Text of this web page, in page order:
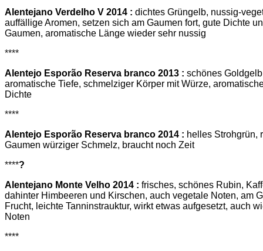
Alentejano Verdelho V 2014 : dichtes Grüngelb, nussig-
auffällige Aromen, setzen sich am Gaumen fort, gute Dichte
Gaumen, aromatische Länge wieder sehr nussig
****
Alentejo Esporão Reserva branco 2013 : schönes
aromatische Tiefe, schmelziger Körper mit Würze,
Dichte
****
Alentejo Esporão Reserva branco 2014 : helles Strohgrün,
Gaumen würziger Schmelz, braucht noch Zeit
****?
Alentejano Monte Velho 2014 : frisches, schönes Rubin,
dahinter Himbeeren und Kirschen, auch vegetale Noten, am
Frucht, leichte Tanninstrauktur, wirkt etwas aufgesetzt, auch
Noten
****